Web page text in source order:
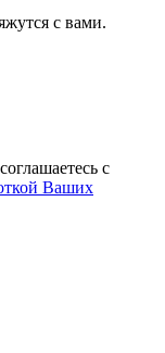
с вами.
с
Ваших